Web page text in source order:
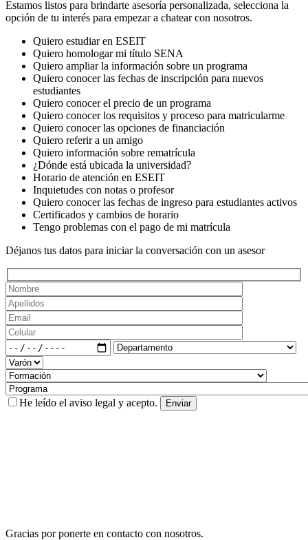
Estamos listos para brindarte asesoría personalizada, selecciona la
opción de tu interés para empezar a chatear con nosotros.
Quiero estudiar en ESEIT
Quiero homologar mi título SENA
Quiero ampliar la información sobre un programa
Quiero conocer las fechas de inscripción para nuevos
estudiantes
Quiero conocer el precio de un programa
Quiero conocer los requisitos y proceso para matricularme
Quiero conocer las opciones de financiación
Quiero referir a un amigo
Quiero información sobre rematrícula
¿Dónde está ubicada la universidad?
Horario de atención en ESEIT
Inquietudes con notas o profesor
Quiero conocer las fechas de ingreso para estudiantes activos
Certificados y cambios de horario
Tengo problemas con el pago de mi matrícula
Déjanos tus datos para iniciar la conversación con un asesor
He leído el aviso legal y acepto.
Gracias por ponerte en contacto con nosotros.